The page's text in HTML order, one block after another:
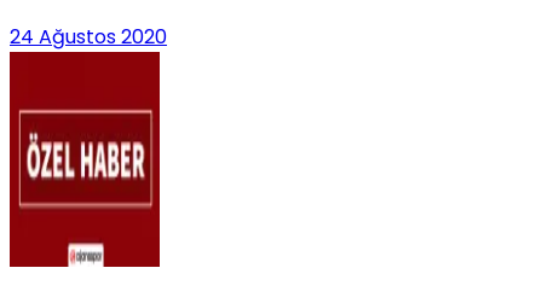
24 Ağustos 2020